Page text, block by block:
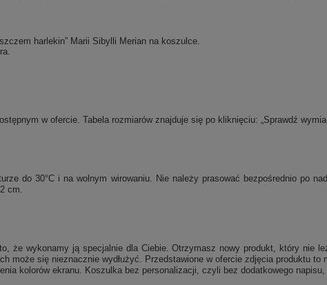
harlekin” Marii Sibylli Merian na koszulce.
w ofercie. Tabela rozmiarów znajduje się po kliknięciu: „Sprawdź
do 30°C i na wolnym wirowaniu. Nie należy prasować bezpośrednio po
cm.
że wykonamy ją specjalnie dla Ciebie. Otrzymasz nowy produkt, który nie
może się nieznacznie wydłużyć. Przedstawione w ofercie zdjęcia produktu
kolorów ekranu. Koszulka bez personalizacji, czyli bez dodatkowego napisu,